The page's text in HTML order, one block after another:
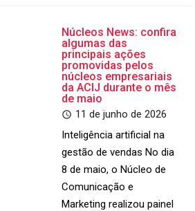
Núcleos News: confira
algumas das
principais ações
promovidas pelos
núcleos empresariais
da ACIJ durante o mês
de maio
11 de junho de 2026
Inteligência artificial na
gestão de vendas No dia
8 de maio, o Núcleo de
Comunicação e
Marketing realizou painel